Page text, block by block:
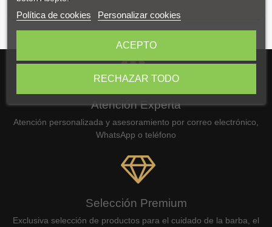
Política de cookies Personalizar cookies
RECHAZAR TODO
ACEPTO
Atención Experta
Atención personalizada y asesoramiento por correo electrónico,
WhatsApp o teléfono
Selección Premium
Exclusiva selección de productos para el cuidado de la barba, el